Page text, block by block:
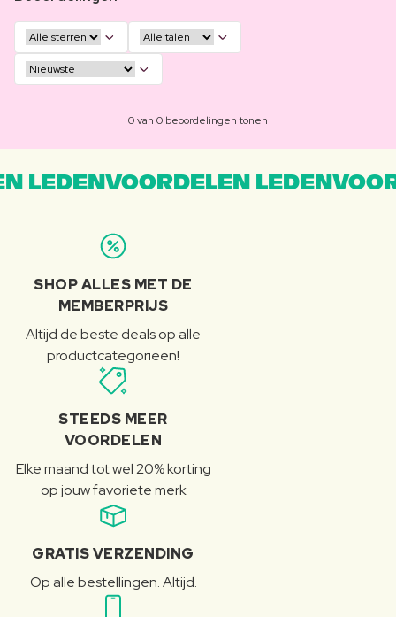
0 van 0 beoordelingen tonen
LEDENVOORDELEN
SHOP ALLES MET DE
MEMBERPRIJS
Altijd de beste deals op alle
productcategorieën!
STEEDS MEER
VOORDELEN
Elke maand tot wel 20% korting
op jouw favoriete merk
GRATIS VERZENDING
Op alle bestellingen. Altijd.